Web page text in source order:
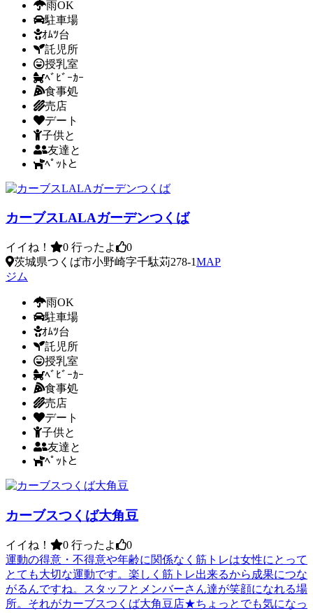
雨OK
駐車場
ｵﾑﾂ台
託児所
授乳室
ﾍﾞﾋﾞｰｶｰ
食事処
売店
デート
子供と
友達と
ﾍﾟｯﾄと
カーブスLALAガーデンつくば
イイね！ 0 行ったよ
0
茨城県つくば市小野崎字千駄苅278-1MAP
ジム
雨OK
駐車場
ｵﾑﾂ台
託児所
授乳室
ﾍﾞﾋﾞｰｶｰ
食事処
売店
デート
子供と
友達と
ﾍﾟｯﾄと
カーブスつくば大角豆
イイね！ 0 行ったよ
0
運動の得意・不得意や年齢に関係なく筋トレは女性にとって
とても大切な運動です。楽しく筋トレ出来るから成果につな
がるんですね。スタッフとメンバーさん達が笑顔になれる場
所。それがカーブスつくば大角豆店★ちょっとでも気になっ